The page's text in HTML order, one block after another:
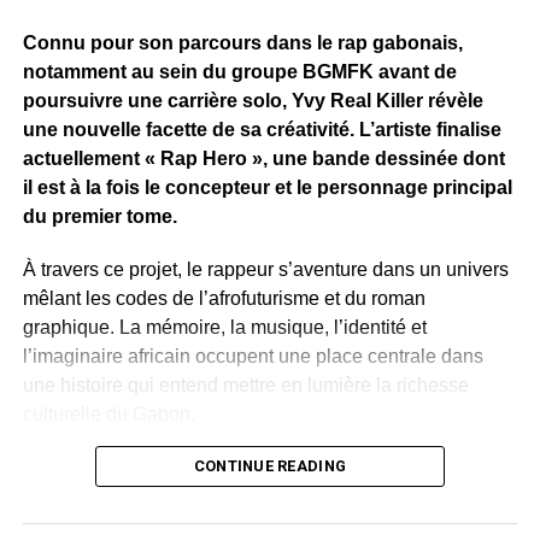
Connu pour son parcours dans le rap gabonais,
notamment au sein du groupe BGMFK avant de
poursuivre une carrière solo, Yvy Real Killer révèle
une nouvelle facette de sa créativité. L’artiste finalise
actuellement « Rap Hero », une bande dessinée dont
il est à la fois le concepteur et le personnage principal
du premier tome.
À travers ce projet, le rappeur s’aventure dans un univers
mêlant les codes de l’afrofuturisme et du roman
graphique. La mémoire, la musique, l’identité et
l’imaginaire africain occupent une place centrale dans
une histoire qui entend mettre en lumière la richesse
Plusieurs artistes gabonais apparaissent dans l’œuvre.
contemporain du pays. Rap, slam, danse, traditions
CONTINUE READING